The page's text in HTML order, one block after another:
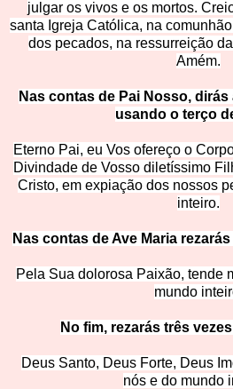
julgar os vivos e os mortos.
santa Igreja Católica, na
dos pecados, na ressurreição
Amém.
Nas contas de Pai Nosso,
usando o terço
Eterno Pai, eu Vos ofereço o
Divindade de Vosso diletíssimo
Cristo, em expiação dos nossos
inteiro.
Nas contas de Ave Maria
Pela Sua dolorosa Paixão, tende
mundo
No fim, rezarás três
Deus Santo, Deus Forte, Deus
nós e do mundo